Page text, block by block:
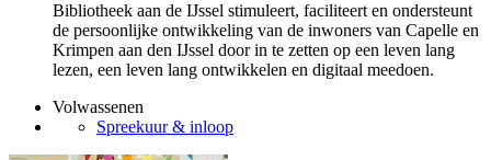
Bibliotheek aan de IJssel stimuleert, faciliteert en ondersteunt
de persoonlijke ontwikkeling van de inwoners van Capelle en
Krimpen aan den IJssel door in te zetten op een leven lang
lezen, een leven lang ontwikkelen en digitaal meedoen.
Volwassenen
Spreekuur & inloop